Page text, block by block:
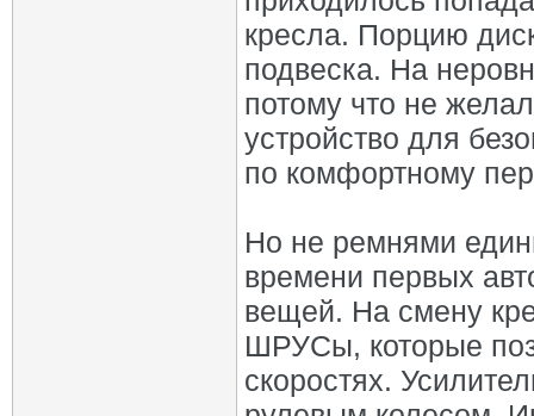
кресла. Порцию
подвеска. На
потому что не
устройство для
по комфортному
Но не ремнями
времени первых
вещей. На смену
ШРУСы, которые
скоростях.